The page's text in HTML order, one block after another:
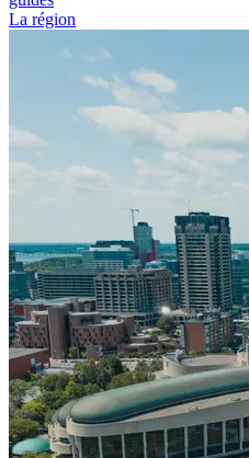
La région